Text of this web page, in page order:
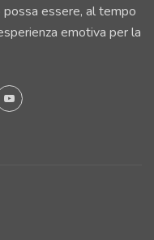
possa essere, al tempo
emotiva per la